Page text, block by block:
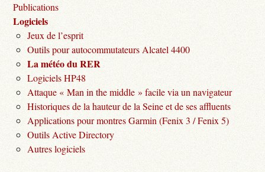
Publications
Logiciels
Jeux de l’esprit
Outils pour autocommutateurs Alcatel 4400
La météo du RER
Logiciels HP48
Attaque « Man in the middle » facile via un navigateur
Historiques de la hauteur de la Seine et de ses affluents
Applications pour montres Garmin (Fenix 3 / Fenix 5)
Outils Active Directory
Autres logiciels